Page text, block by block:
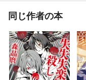
同じ作者の本